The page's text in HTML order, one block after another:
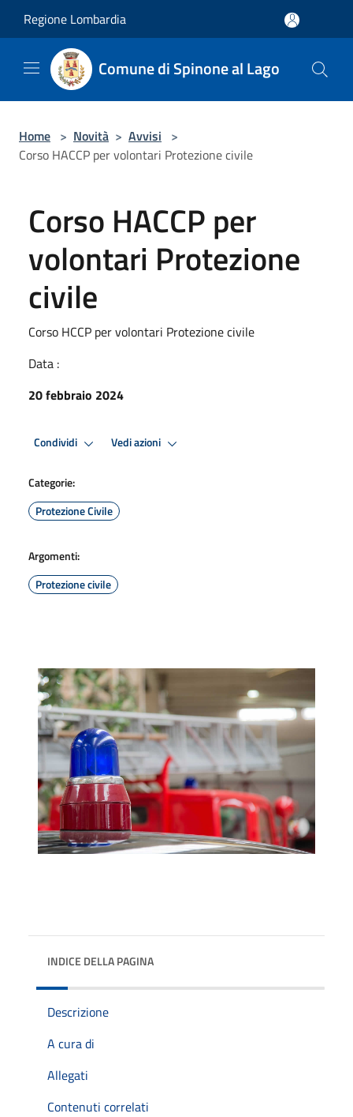
Regione Lombardia
Comune di Spinone al Lago
Home > Novità > Avvisi >
Corso HACCP per volontari Protezione civile
Corso HACCP per
volontari Protezione
civile
Corso HCCP per volontari Protezione civile
Data :
20 febbraio 2024
Condividi Vedi azioni
Categorie:
Protezione Civile
Argomenti:
Protezione civile
INDICE DELLA PAGINA
Descrizione
A cura di
Allegati
Contenuti correlati